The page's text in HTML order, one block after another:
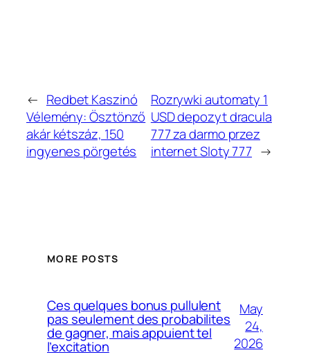
← Redbet Kaszinó
Vélemény: Ösztönző
akár kétszáz, 150
ingyenes pörgetés
Rozrywki automaty 1
USD depozyt dracula
777 za darmo przez
internet Sloty 777 →
MORE POSTS
Ces quelques bonus pullulent
pas seulement des probabilites
de gagner, mais appuient tel
l’excitation
May
24,
2026